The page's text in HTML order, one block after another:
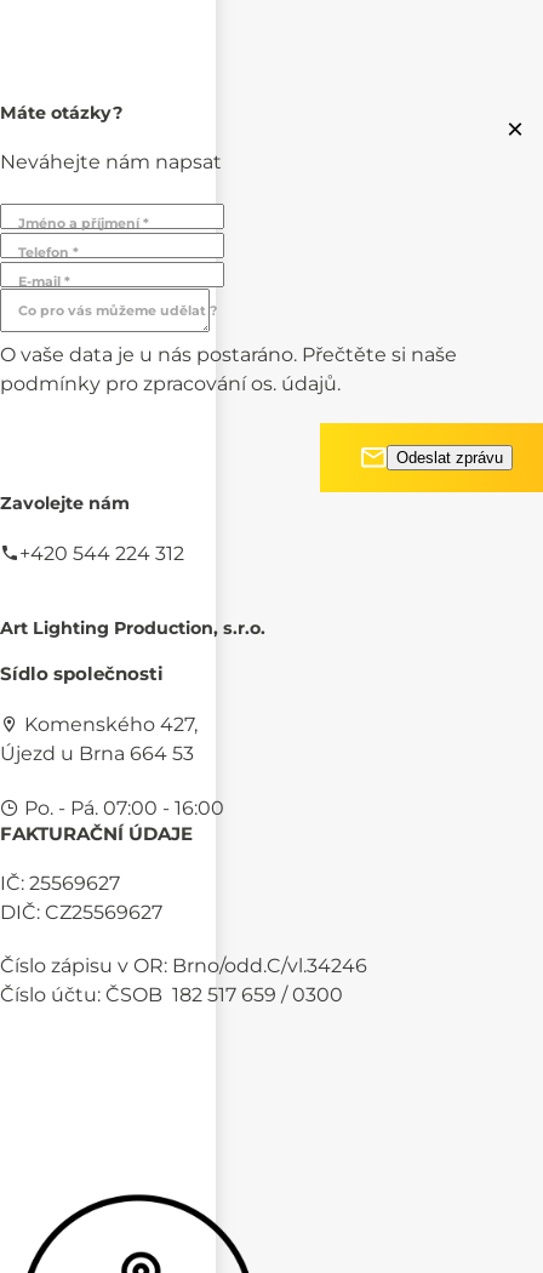
×
Máte otázky?
Neváhejte nám napsat
Jméno a příjmení *
Telefon *
E-mail *
Co pro vás můžeme udělat ?
O vaše data je u nás postaráno. Přečtěte si naše
podmínky pro zpracování os. údajů.
Zavolejte nám
+420 544 224 312
Art Lighting Production, s.r.o.
Sídlo společnosti
Komenského 427,
Újezd u Brna 664 53
Po. - Pá. 07:00 - 16:00
FAKTURAČNÍ ÚDAJE
IČ: 25569627
DIČ: CZ25569627
Číslo zápisu v OR: Brno/odd.C/vl.34246
Číslo účtu: ČSOB 182 517 659 / 0300